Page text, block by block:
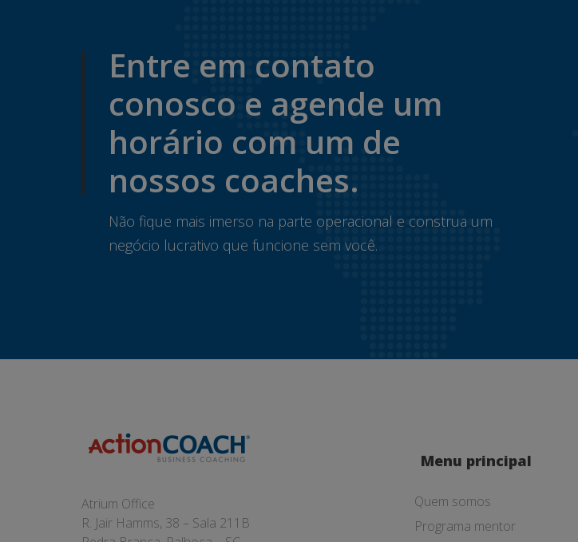
Entre em contato
conosco e agende um
horário com um de
nossos coaches.
Não fique mais imerso na parte operacional e construa um
negócio lucrativo que funcione sem você.
Atrium Office
R. Jair Hamms, 38 – Sala 211B
Menu principal
Quem somos
Programa mentor